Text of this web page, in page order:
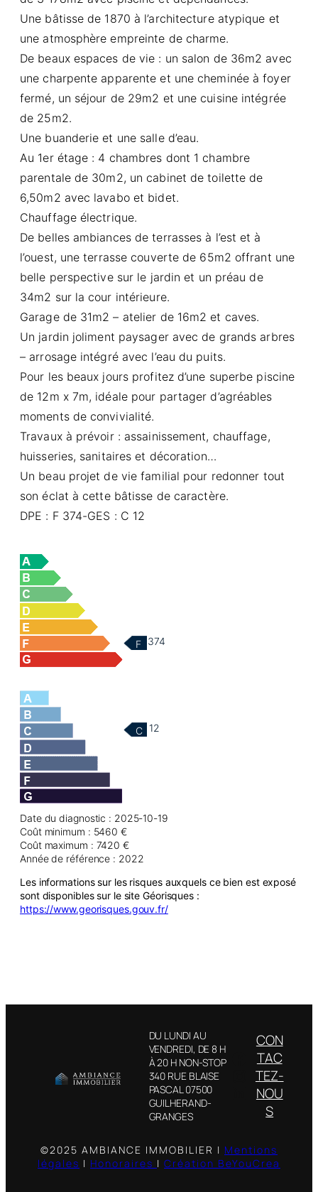
Une bâtisse de 1870 à l’architecture atypique et
une atmosphère empreinte de charme.
De beaux espaces de vie : un salon de 36m2 avec
une charpente apparente et une cheminée à foyer
fermé, un séjour de 29m2 et une cuisine intégrée
de 25m2.
Une buanderie et une salle d’eau.
Au 1er étage : 4 chambres dont 1 chambre
parentale de 30m2, un cabinet de toilette de
6,50m2 avec lavabo et bidet.
Chauffage électrique.
De belles ambiances de terrasses à l’est et à
l’ouest, une terrasse couverte de 65m2 offrant une
belle perspective sur le jardin et un préau de
34m2 sur la cour intérieure.
Garage de 31m2 – atelier de 16m2 et caves.
Un jardin joliment paysager avec de grands arbres
– arrosage intégré avec l’eau du puits.
Pour les beaux jours profitez d’une superbe piscine
de 12m x 7m, idéale pour partager d’agréables
moments de convivialité.
Travaux à prévoir : assainissement, chauffage,
huisseries, sanitaires et décoration…
Un beau projet de vie familial pour redonner tout
son éclat à cette bâtisse de caractère.
DPE : F 374-GES : C 12
F 374
C 12
Date du diagnostic : 2025-10-19
Coût minimum : 5460 €
Coût maximum : 7420 €
Année de référence : 2022
Les informations sur les risques auxquels ce bien est exposé
sont disponibles sur le site Géorisques :
https://www.georisques.gouv.fr/
DU LUNDI AU
VENDREDI, DE 8 H
À 20 H NON-STOP
340 RUE BLAISE
PASCAL 07500
GUILHERAND-
GRANGES
Facebook
Instagram
LinkedIn
CON
TAC
TEZ-
NOU
S
©2025 AMBIANCE IMMOBILIER | Mentions
légales | Honoraires | Création BeYouCrea